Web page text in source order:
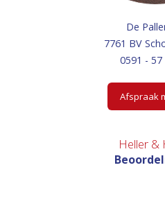
De
7761 BV
0591 - 57
Afspraak
Heller &